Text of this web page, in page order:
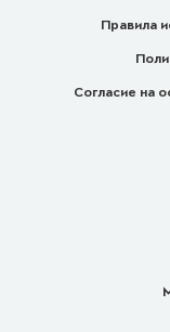
Правила
Согласие на